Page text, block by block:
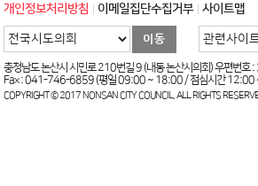
개인정보처리방침 이메일집단수집거부 사이트맵
충청남도 논산시 시민로 210번길 9 (내동 논산시의회) 우편번
Fax : 041-746-6859 (평일 09:00 ~ 18:00 / 점심시간 12:00
COPYRIGHT © 2017 NONSAN CITY COUNCIL. ALL RIGHTS